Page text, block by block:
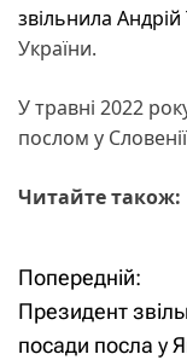
звільнила
України.
У травні 2022
послом у
Читайте також:
Н
а
Попередній:
Президент
посади посла у